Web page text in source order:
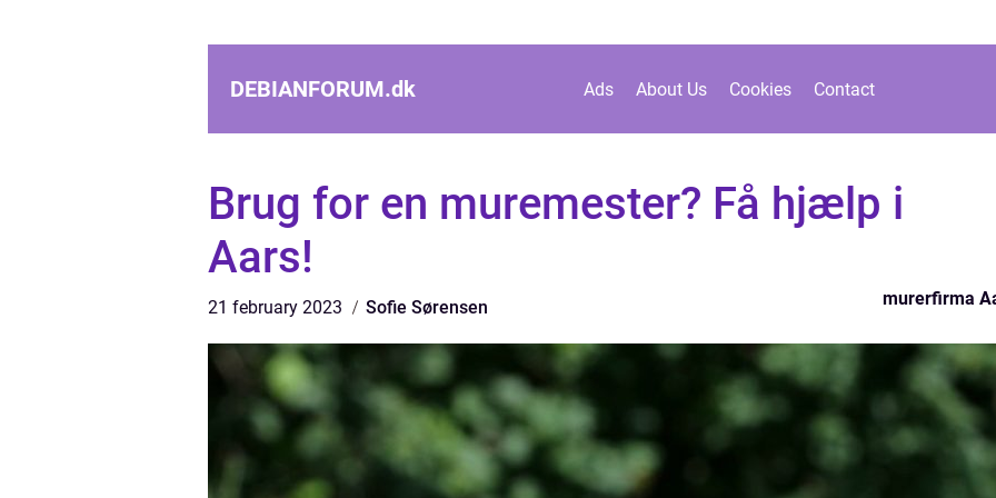
DEBIANFORUM.dk Ads About Us Cookies Contact
Brug for en muremester? Få hjælp i
Aars!
21 february 2023 Sofie Sørensen murerfirma